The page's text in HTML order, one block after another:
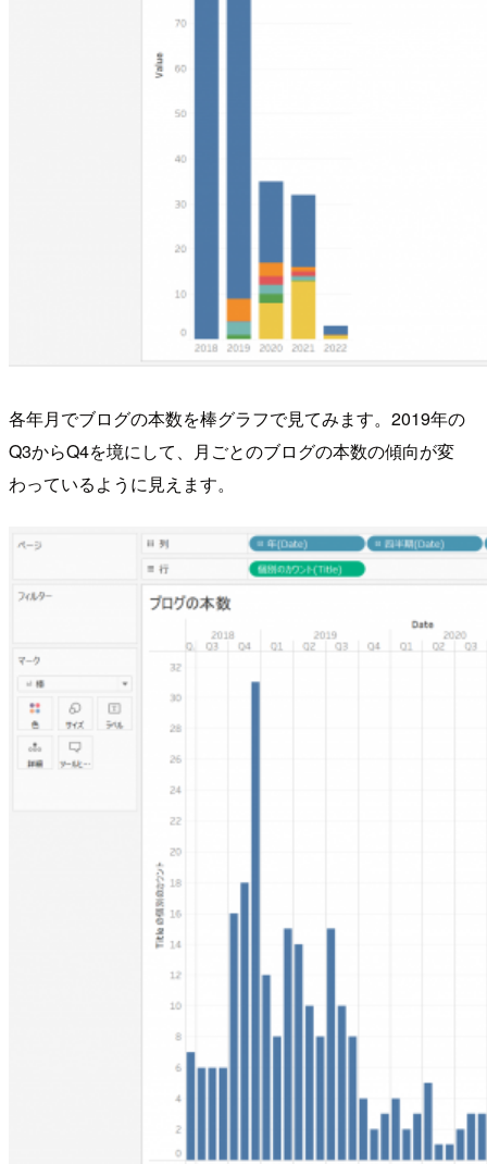
各年月でブログの本数を棒グラフで見てみます。2019年の
Q3からQ4を境にして、月ごとのブログの本数の傾向が変
わっているように見えます。